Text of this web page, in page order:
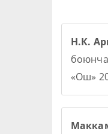
Н.К.
«Ош»